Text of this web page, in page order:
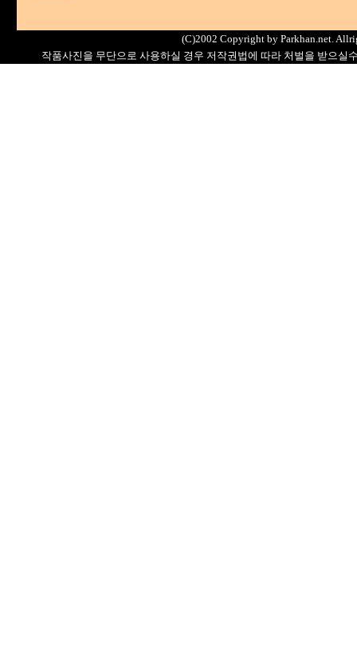
(C)2002 Copyright by Parkhan.net.
작품사진을 무단으로 사용하실 경우 저작권법에 따라 처벌을 받으실